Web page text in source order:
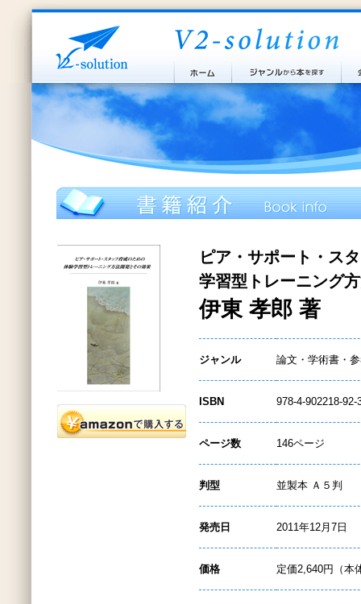
ピア・サポート・ス
学習型トレーニング
伊東 孝郎 著
ジャンル 論文・学術書・
ISBN 978-4-902218-92-
ページ数 146ページ
判型 並製本 Ａ５判
発売日 2011年12月7日
価格 定価2,640円（本